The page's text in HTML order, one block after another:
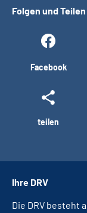
Folgen und Teilen
Facebook
teilen
Ihre DRV
Die DRV besteht